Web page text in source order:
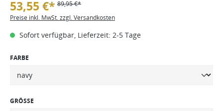
53,55 €* 89,95 €*
Preise inkl. MwSt. zzgl. Versandkosten
Sofort verfügbar, Lieferzeit: 2-5 Tage
FARBE
GRÖSSE